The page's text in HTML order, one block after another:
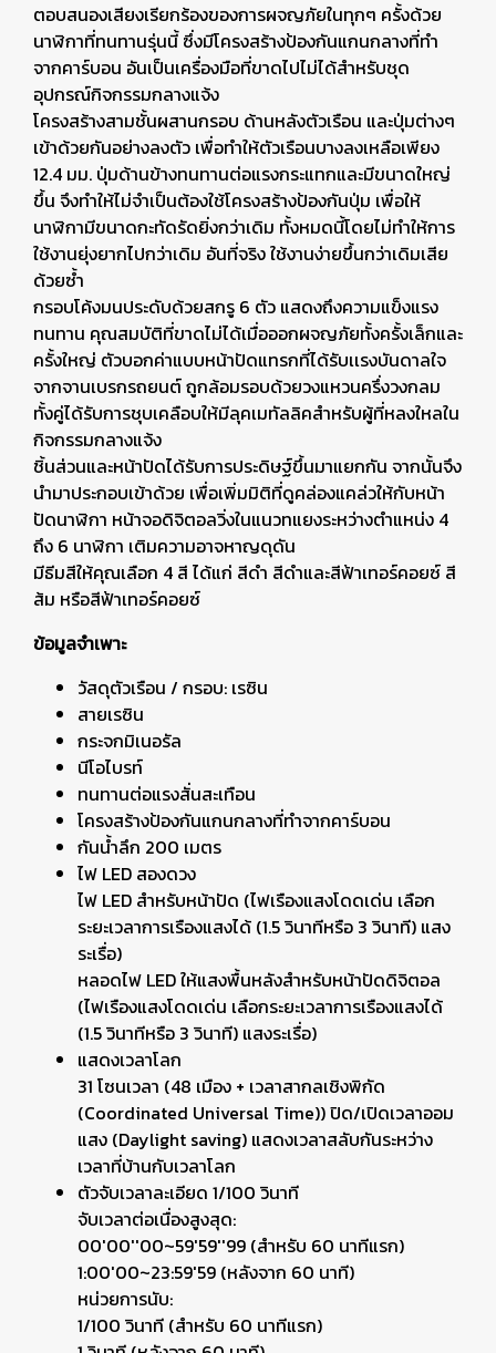
ตอบสนองเสียงเรียกร้องของการผจญภัยในทุกๆ ครั้งด้วย
นาฬิกาที่ทนทานรุ่นนี้ ซึ่งมีโครงสร้างป้องกันแกนกลางที่ทำ
จากคาร์บอน อันเป็นเครื่องมือที่ขาดไปไม่ได้สำหรับชุด
อุปกรณ์กิจกรรมกลางแจ้ง
โครงสร้างสามชั้นผสานกรอบ ด้านหลังตัวเรือน และปุ่มต่างๆ
เข้าด้วยกันอย่างลงตัว เพื่อทำให้ตัวเรือนบางลงเหลือเพียง
12.4 มม. ปุ่มด้านข้างทนทานต่อแรงกระแทกและมีขนาดใหญ่
ขึ้น จึงทำให้ไม่จำเป็นต้องใช้โครงสร้างป้องกันปุ่ม เพื่อให้
นาฬิกามีขนาดกะทัดรัดยิ่งกว่าเดิม ทั้งหมดนี้โดยไม่ทำให้การ
ใช้งานยุ่งยากไปกว่าเดิม อันที่จริง ใช้งานง่ายขึ้นกว่าเดิมเสีย
ด้วยซ้ำ
กรอบโค้งมนประดับด้วยสกรู 6 ตัว แสดงถึงความแข็งแรง
ทนทาน คุณสมบัติที่ขาดไม่ได้เมื่อออกผจญภัยทั้งครั้งเล็กและ
ครั้งใหญ่ ตัวบอกค่าแบบหน้าปัดแทรกที่ได้รับเเรงบันดาลใจ
จากจานเบรกรถยนต์ ถูกล้อมรอบด้วยวงแหวนครึ่งวงกลม
ทั้งคู่ได้รับการชุบเคลือบให้มีลุคเมทัลลิคสำหรับผู้ที่หลงใหลใน
กิจกรรมกลางแจ้ง
ชิ้นส่วนและหน้าปัดได้รับการประดิษฐ์ขึ้นมาแยกกัน จากนั้นจึง
นำมาประกอบเข้าด้วย เพื่อเพิ่มมิติที่ดูคล่องแคล่วให้กับหน้า
ปัดนาฬิกา หน้าจอดิจิตอลวิ่งในแนวทแยงระหว่างตำแหน่ง 4
ถึง 6 นาฬิกา เติมความอาจหาญดุดัน
มีธีมสีให้คุณเลือก 4 สี ได้แก่ สีดำ สีดำและสีฟ้าเทอร์คอยซ์ สี
ส้ม หรือสีฟ้าเทอร์คอยซ์
ข้อมูลจำเพาะ
วัสดุตัวเรือน / กรอบ: เรซิน
สายเรซิน
กระจกมิเนอรัล
นีโอไบรท์
ทนทานต่อแรงสั่นสะเทือน
โครงสร้างป้องกันแกนกลางที่ทำจากคาร์บอน
กันน้ำลึก 200 เมตร
ไฟ LED สองดวง
ไฟ LED สำหรับหน้าปัด (ไฟเรืองแสงโดดเด่น เลือก
ระยะเวลาการเรืองแสงได้ (1.5 วินาทีหรือ 3 วินาที) แสง
ระเรื่อ)
หลอดไฟ LED ให้แสงพื้นหลังสำหรับหน้าปัดดิจิตอล
(ไฟเรืองแสงโดดเด่น เลือกระยะเวลาการเรืองแสงได้
(1.5 วินาทีหรือ 3 วินาที) แสงระเรื่อ)
แสดงเวลาโลก
31 โซนเวลา (48 เมือง + เวลาสากลเชิงพิกัด
(Coordinated Universal Time)) ปิด/เปิดเวลาออม
แสง (Daylight saving) แสดงเวลาสลับกันระหว่าง
เวลาที่บ้านกับเวลาโลก
ตัวจับเวลาละเอียด 1/100 วินาที
จับเวลาต่อเนื่องสูงสุด:
00'00''00~59'59''99 (สำหรับ 60 นาทีแรก)
1:00'00~23:59'59 (หลังจาก 60 นาที)
หน่วยการนับ:
1/100 วินาที (สำหรับ 60 นาทีแรก)